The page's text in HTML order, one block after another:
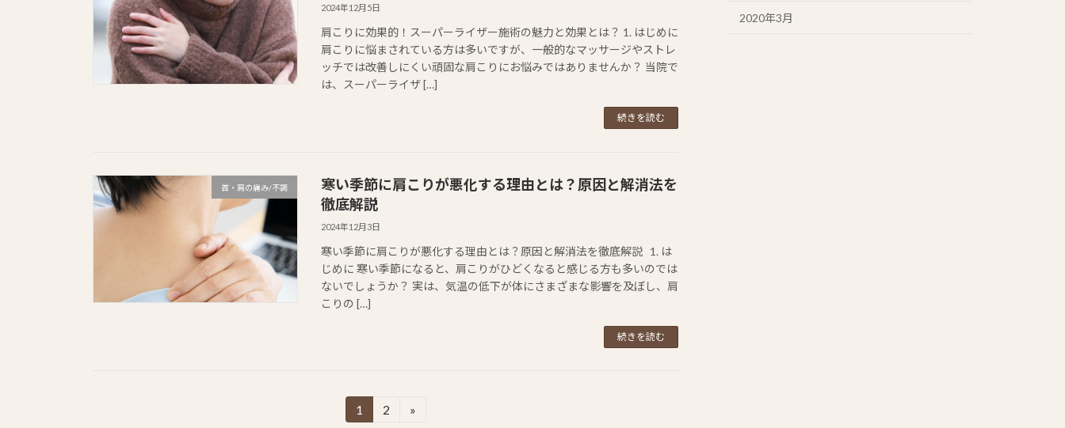
2024年12月5日
肩こりに効果的！スーパーライザー施術の魅力と効果とは？ 1. はじめに
肩こりに悩まされている方は多いですが、一般的なマッサージやストレ
ッチでは改善しにくい頑固な肩こりにお悩みではありませんか？ 当院で
は、スーパーライザ […]
続きを読む
首・肩の痛み/不調
寒い季節に肩こりが悪化する理由とは？原因と解消法を
徹底解説
2024年12月3日
寒い季節に肩こりが悪化する理由とは？原因と解消法を徹底解説 1. は
じめに 寒い季節になると、肩こりがひどくなると感じる方も多いのでは
ないでしょうか？ 実は、気温の低下が体にさまざまな影響を及ぼし、肩
こりの […]
続きを読む
固
1
固
2 »
2020年3月